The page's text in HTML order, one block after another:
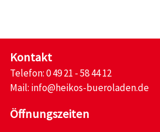
Kontakt
Telefon:0 49 21 - 58 44 12
Mail: info@heikos-bueroladen.de
Öffnungszeiten